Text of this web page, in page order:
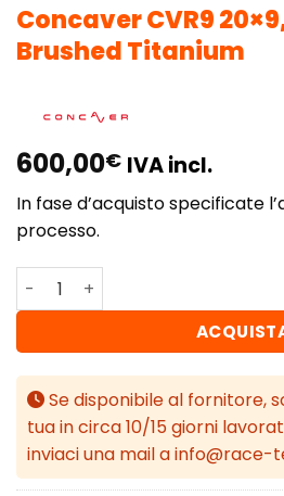
Concaver CVR9
Brushed Titanium
600,00€ IVA incl.
In fase d’acquisto specificate
processo.
Concaver CVR9 20x9,5 ET22
Se disponibile al fornitore,
tua in circa 10/15 giorni
inviaci una mail a info@race-